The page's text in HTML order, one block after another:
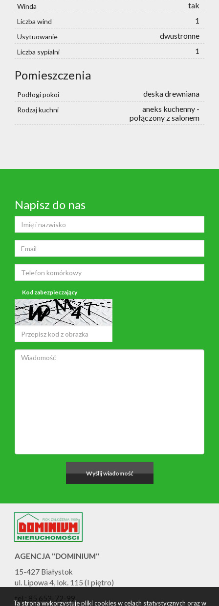
Winda tak
Liczba wind 1
Usytuowanie dwustronne
Liczba sypialni 1
Pomieszczenia
Podłogi pokoi deska drewniana
Rodzaj kuchni
aneks kuchenny -
połączony z salonem
Napisz do nas
Kod zabezpieczający
AGENCJA "DOMINIUM"
15-427 Białystok
ul. Lipowa 4, lok. 115 (I piętro)
tel.: 85 653-72-99
Ta strona wykorzystuje pliki cookies w celach statystycznych oraz w